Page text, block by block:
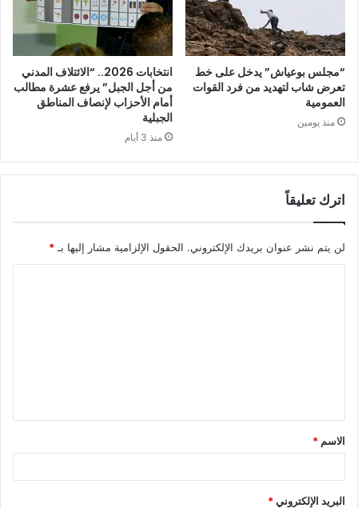
“مجلس بوعياش” يدخل على خط
تعرض شاب لتهديد من فرد القوات
العمومية
منذ يومين
انتخابات 2026.. “الائتلاف المدني
من أجل الجبل” يرفع عشرة مطالب
أمام الأحزاب لإنصاف المناطق
الجبلية
منذ 3 أيام
اترك تعليقاً
لن يتم نشر عنوان بريدك الإلكتروني. الحقول الإلزامية مشار إليها بـ *
ق
*
الاسم *
البريد الإلكتروني*